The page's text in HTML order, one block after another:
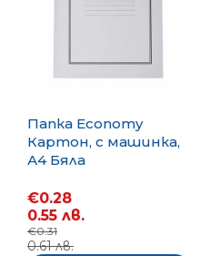
Папка Economy
Картон, с машинка,
А4 Бяла
€0.28
0.55 лв.
€0.31
0.61 лв.